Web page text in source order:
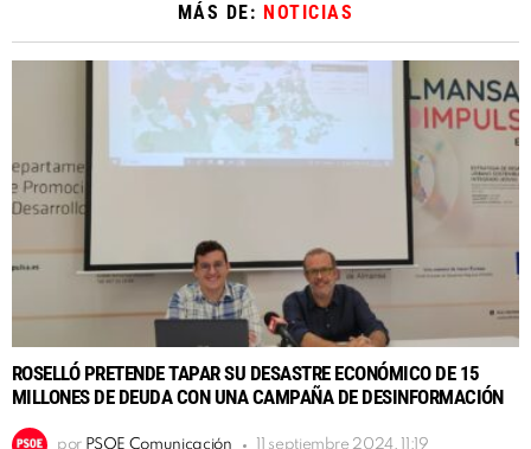
MÁS DE: NOTICIAS
ROSELLÓ PRETENDE TAPAR SU DESASTRE ECONÓMICO DE 15
MILLONES DE DEUDA CON UNA CAMPAÑA DE DESINFORMACIÓN
por PSOE Comunicación 11 septiembre 2024, 11:19